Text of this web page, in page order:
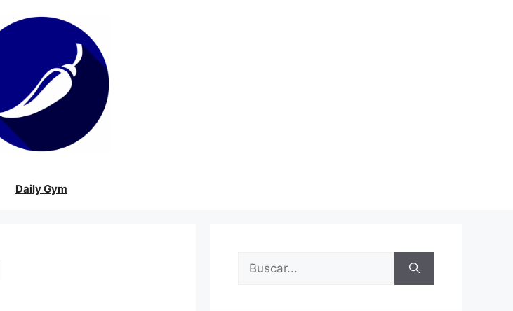
Daily Gym
Buscar: